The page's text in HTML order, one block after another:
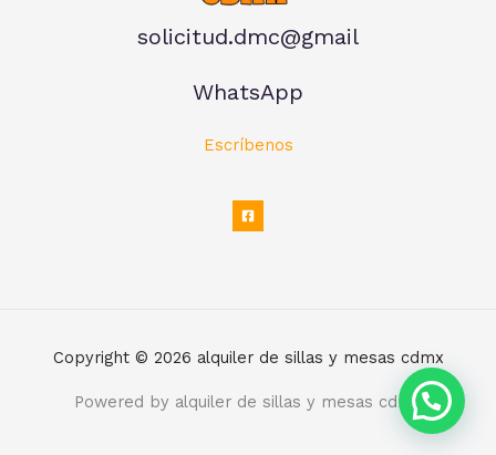
solicitud.dmc@gmail
WhatsApp
Escríbenos
Copyright © 2026 alquiler de sillas y mesas cdmx
Powered by alquiler de sillas y mesas cdmx